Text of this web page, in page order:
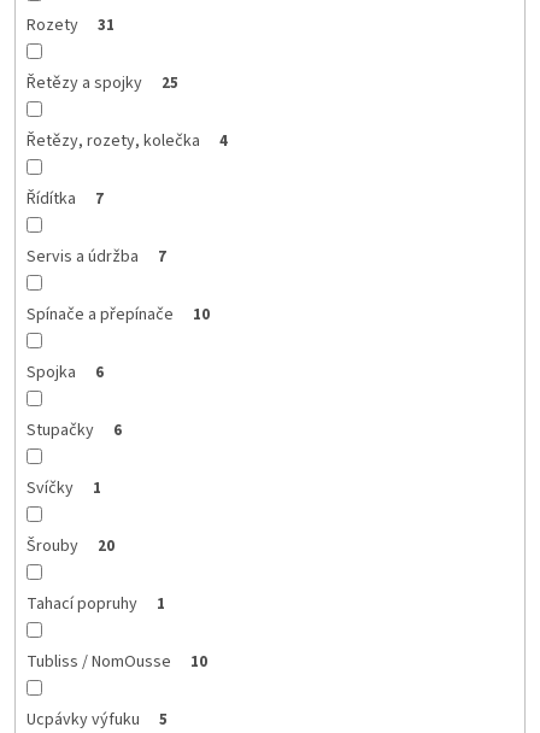
Rozety 31
Řetězy a spojky 25
Řetězy, rozety, kolečka 4
Řídítka 7
Servis a údržba 7
Spínače a přepínače 10
Spojka 6
Stupačky 6
Svíčky 1
Šrouby 20
Tahací popruhy 1
Tubliss / NomOusse 10
Ucpávky výfuku 5